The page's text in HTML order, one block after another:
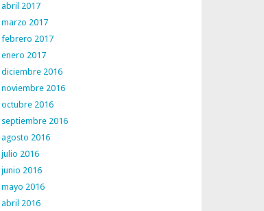
abril 2017
marzo 2017
febrero 2017
enero 2017
diciembre 2016
noviembre 2016
octubre 2016
septiembre 2016
agosto 2016
julio 2016
junio 2016
mayo 2016
abril 2016